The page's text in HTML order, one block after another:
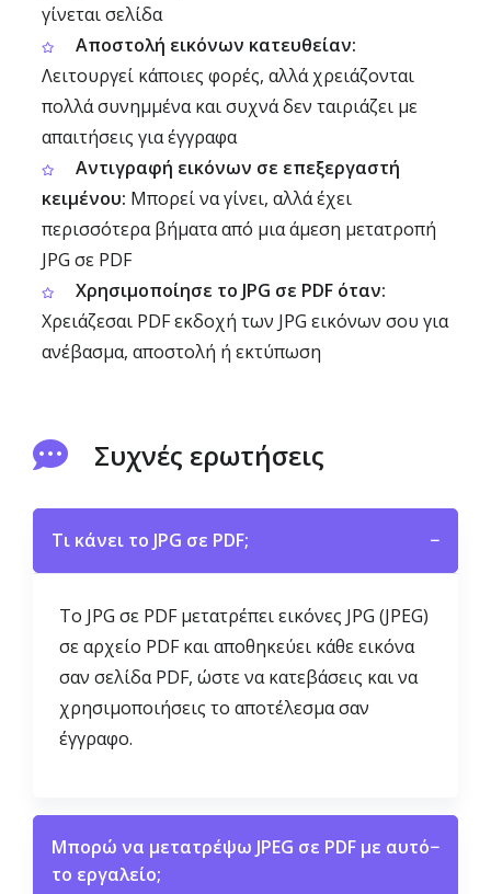
γίνεται σελίδα
Αποστολή εικόνων κατευθείαν:
Λειτουργεί κάποιες φορές, αλλά χρειάζονται
πολλά συνημμένα και συχνά δεν ταιριάζει με
απαιτήσεις για έγγραφα
Αντιγραφή εικόνων σε επεξεργαστή
κειμένου: Μπορεί να γίνει, αλλά έχει
περισσότερα βήματα από μια άμεση μετατροπή
JPG σε PDF
Χρησιμοποίησε το JPG σε PDF όταν:
Χρειάζεσαι PDF εκδοχή των JPG εικόνων σου για
ανέβασμα, αποστολή ή εκτύπωση
Συχνές ερωτήσεις
Τι κάνει το JPG σε PDF; −
Το JPG σε PDF μετατρέπει εικόνες JPG (JPEG)
σε αρχείο PDF και αποθηκεύει κάθε εικόνα
σαν σελίδα PDF, ώστε να κατεβάσεις και να
χρησιμοποιήσεις το αποτέλεσμα σαν
έγγραφο.
Μπορώ να μετατρέψω JPEG σε PDF με αυτό
το εργαλείο;
−